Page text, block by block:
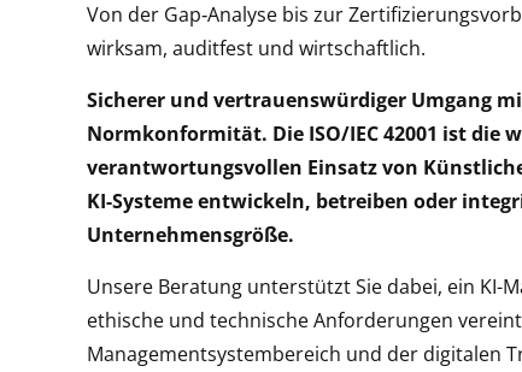
Von der Gap‑Analyse bis zur
wirksam, auditfest und wirtschaftlich.
Sicherer und vertrauenswürdiger Umgang
Normkonformität. Die ISO/IEC 42001 ist
verantwortungsvollen Einsatz von
KI-Systeme entwickeln, betreiben oder
Unternehmensgröße.
Unsere Beratung unterstützt Sie dabei, ein KI-
ethische und technische Anforderungen
Managementsystembereich und der digitalen